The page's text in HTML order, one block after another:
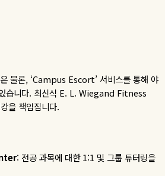
물론, ‘Campus Escort’서비스를통해 야
습니다. 최신식 E. L. Wiegand Fitness
을 책임집니다.
: 전공과목에 대한1:1 및 그룹튜터링을